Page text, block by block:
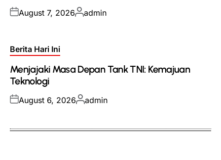
Posted
August 7, 2026Posted
admin
Posted
Berita Hari Ini
Menjajaki Masa Depan Tank TNI: Kemajuan
Teknologi
Posted
August 6, 2026Posted
admin